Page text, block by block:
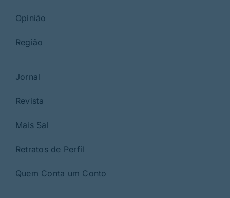
Opinião
Região
Jornal
Revista
Mais Sal
Retratos de Perfil
Quem Conta um Conto